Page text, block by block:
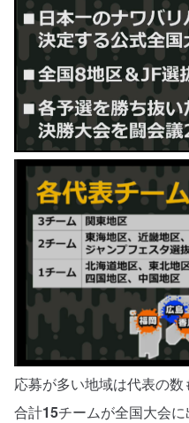
応募が多い地域は代表の
合計15チームが全国大会